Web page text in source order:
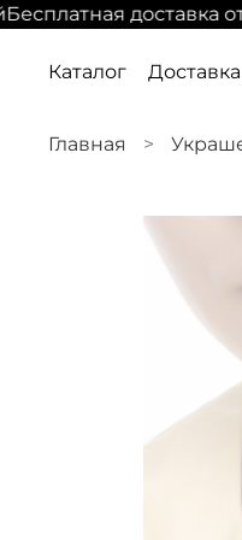
доставка от
Каталог
Главная